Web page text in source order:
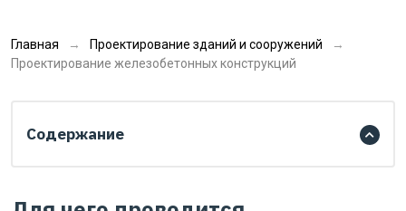
Главная
Проектирование зданий и сооружений
Проектирование железобетонных конструкций
Содержание